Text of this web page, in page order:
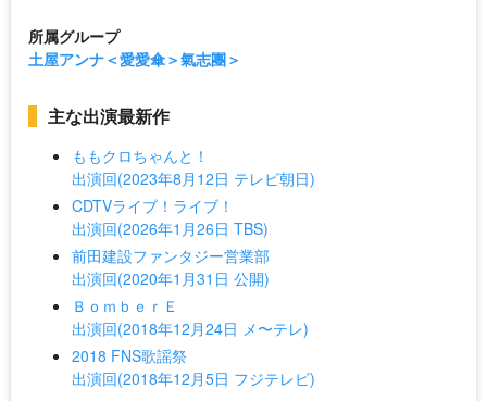
所属グループ
土屋アンナ＜愛愛傘＞氣志團
主な出演最新作
ももクロちゃんと！
出演回(2023年8月12日 テレビ朝日)
CDTVライブ！ライブ！
出演回(2026年1月26日 TBS)
前田建設ファンタジー営業部
出演回(2020年1月31日 公開)
ＢｏｍｂｅｒＥ
出演回(2018年12月24日 メ〜テレ)
2018 FNS歌謡祭
出演回(2018年12月5日 フジテレビ)